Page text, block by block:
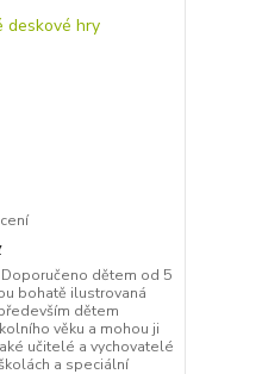
dětem od 5
bohatě ilustrovaná
dětem
věku a mohou ji
učitelé a vychovatelé
a speciální